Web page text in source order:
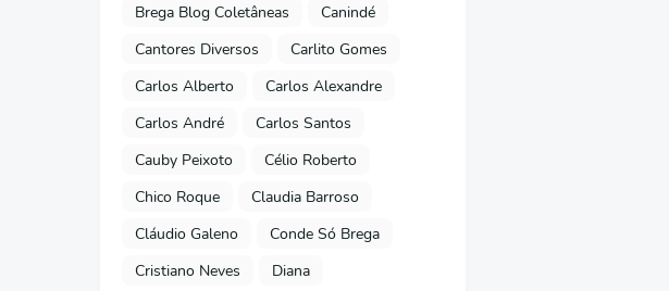
Brega Blog Coletâneas
Canindé
Cantores Diversos
Carlito Gomes
Carlos Alberto
Carlos Alexandre
Carlos André
Carlos Santos
Cauby Peixoto
Célio Roberto
Chico Roque
Claudia Barroso
Cláudio Galeno
Conde Só Brega
Cristiano Neves
Diana